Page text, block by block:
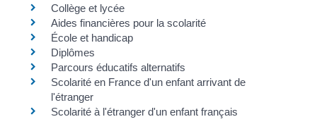
Collège et lycée
Aides financières pour la scolarité
École et handicap
Diplômes
Parcours éducatifs alternatifs
Scolarité en France d'un enfant arrivant de
l'étranger
Scolarité à l'étranger d'un enfant français